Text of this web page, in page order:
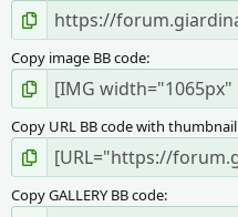
Copy image BB code
Copy URL BB code with thumbnail
Copy GALLERY BB code